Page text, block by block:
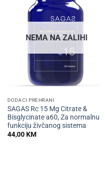
NEMA NA ZALIHI
DODACI PREHRANI
SAGAS Rc 15 Mg Citrate &
Bisglycinate a60, Za normalnu
funkciju živčanog sistema
44,00KM